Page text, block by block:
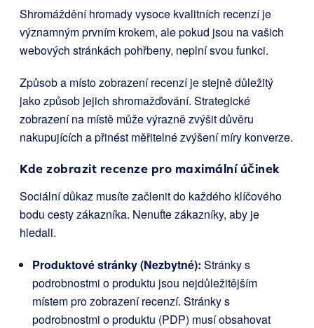
Shromáždění hromady vysoce kvalitních recenzí je
významným prvním krokem, ale pokud jsou na vašich
webových stránkách pohřbeny, neplní svou funkci.
Způsob a místo zobrazení recenzí je stejně důležitý
jako způsob jejich shromažďování. Strategické
zobrazení na místě může výrazně zvýšit důvěru
nakupujících a přinést měřitelné zvýšení míry konverze.
Kde zobrazit recenze pro maximální účinek
Sociální důkaz musíte začlenit do každého klíčového
bodu cesty zákazníka. Nenuťte zákazníky, aby je
hledali.
Produktové stránky (Nezbytné): Stránky s
podrobnostmi o produktu jsou nejdůležitějším
místem pro zobrazení recenzí. Stránky s
podrobnostmi o produktu (PDP) musí obsahovat